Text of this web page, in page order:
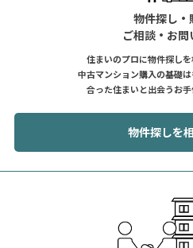
物件探し・
ご相談・お
住まいのプロに物件探しを
中古マンション購入の基礎
合った住まいと出会うお手
物件探しを